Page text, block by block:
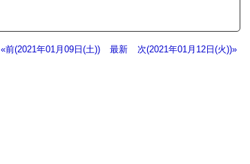
«前(2021年01月09日(土)) 最新 次(2021年01月12日(火))»